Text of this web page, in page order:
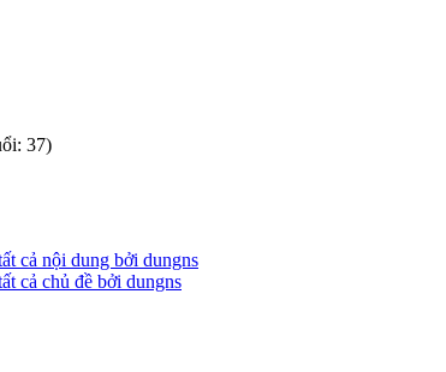
37)
cả nội dung bởi dungns
cả chủ đề bởi dungns